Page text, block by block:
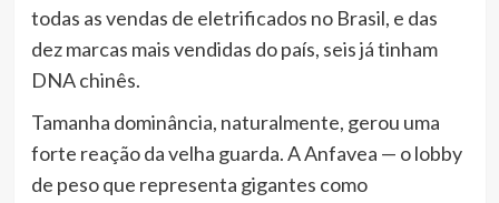
todas as vendas de eletrificados no Brasil, e das
dez marcas mais vendidas do país, seis já tinham
DNA chinês.
Tamanha dominância, naturalmente, gerou uma
forte reação da velha guarda. A Anfavea — o lobby
de peso que representa gigantes como